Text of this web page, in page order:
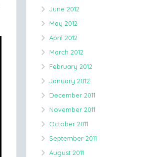
June 2012
May 2012
April 2012
March 2012
February 2012
January 2012
December 2011
November 2011
October 2011
September 2011
August 2011